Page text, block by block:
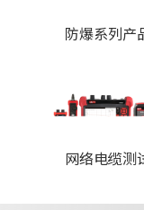
防爆系列产
网络电缆测